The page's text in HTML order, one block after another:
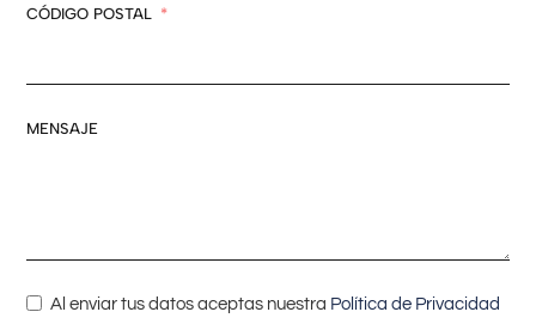
CÓDIGO POSTAL
MENSAJE
Al enviar tus datos aceptas nuestra Política de Privacidad